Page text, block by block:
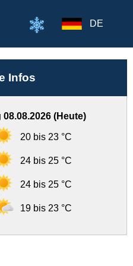
DE
Infos
(Heute)
20 bis 23 °C
24 bis 25 °C
24 bis 25 °C
19 bis 23 °C